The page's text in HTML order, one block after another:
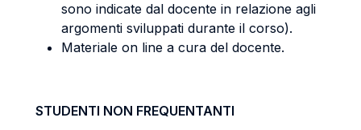
sono indicate dal docente in relazione agli
argomenti sviluppati durante il corso).
Materiale on line a cura del docente.
STUDENTI NON FREQUENTANTI